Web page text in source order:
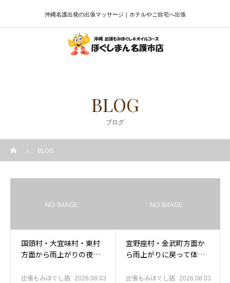
沖縄名護出発の出張マッサージ｜ホテルやご自宅へ出張
BLOG
ブログ
BLOG
国頭村・大宜味村・東村
方面から雨上がりの夜に
出張もみほぐし店 2026.08.03
宜野座村・金武町方面か
ら雨上がりに戻って体を
出張もみほぐし店 2026.08.03